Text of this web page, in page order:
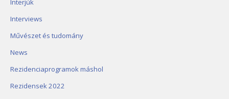
Interjúk
Interviews
Művészet és tudomány
News
Rezidenciaprogramok máshol
Rezidensek 2022